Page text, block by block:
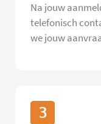
Na jouw
telefonisch
we jouw
3